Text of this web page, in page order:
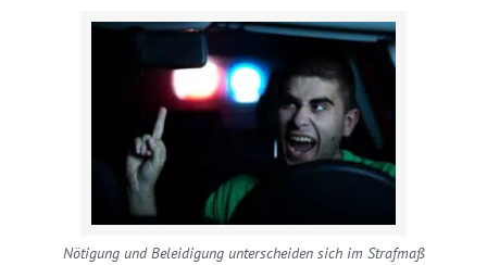
Nötigung und Beleidigung unterscheiden sich im Strafmaß